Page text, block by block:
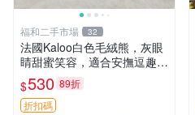
福和二手市場 32
法國Kaloo白色毛絨熊，灰眼
睛甜蜜笑容，適合安撫逗趣可
愛，柔軟面料手感佳。14 白
色安撫熊 毛絨玩具 寶寶逗樂
具
$530 89折
折扣碼